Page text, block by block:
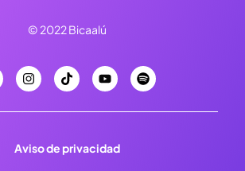
© 2022 Bicaalú
Aviso de privacidad